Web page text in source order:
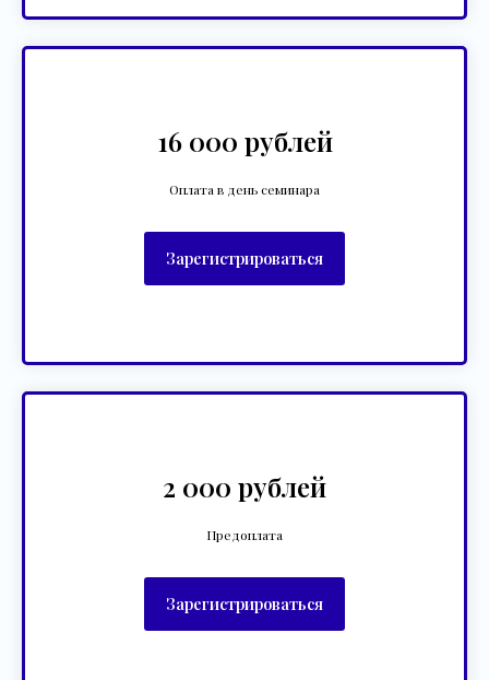
16 000 рублей
Оплата в день семинара
Зарегистрироваться
2 000 рублей
Предоплата
Зарегистрироваться